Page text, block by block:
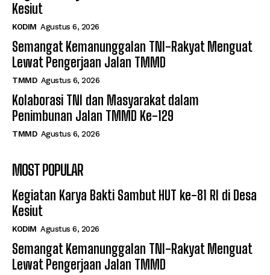
Kesiut
KODIM Agustus 6, 2026
Semangat Kemanunggalan TNI-Rakyat Menguat
Lewat Pengerjaan Jalan TMMD
TMMD Agustus 6, 2026
Kolaborasi TNI dan Masyarakat dalam
Penimbunan Jalan TMMD Ke-129
TMMD Agustus 6, 2026
MOST POPULAR
Kegiatan Karya Bakti Sambut HUT ke-81 RI di Desa
Kesiut
KODIM Agustus 6, 2026
Semangat Kemanunggalan TNI-Rakyat Menguat
Lewat Pengerjaan Jalan TMMD